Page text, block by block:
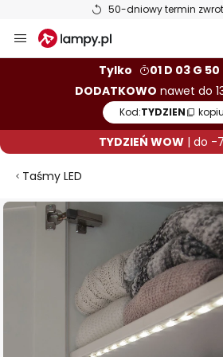
50-dniowy termin
Przejdź
do
Tylko
01 D 03 G 50
DODATKOWO nawet do
Kod:TYDZIEN
TYDZIEŃ WOW| do -
Taśmy LED
Przejdź